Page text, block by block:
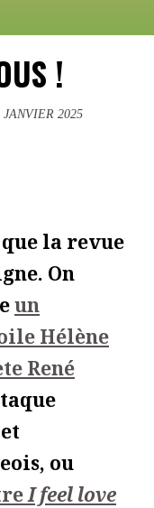
!
JANVIER 2025
que la revue
On
un
Hélène
René
ou
I feel love